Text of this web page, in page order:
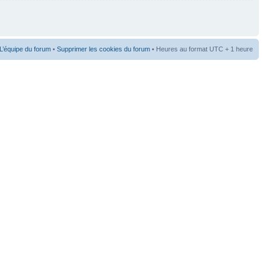
L’équipe du forum • Supprimer les cookies du forum • Heures au format UTC + 1 heure